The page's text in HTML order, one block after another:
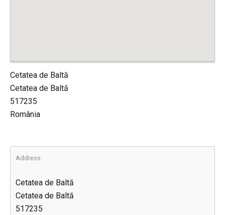
Cetatea de Baltă
Cetatea de Baltă
517235
România
Address:
Cetatea de Baltă
Cetatea de Baltă
517235